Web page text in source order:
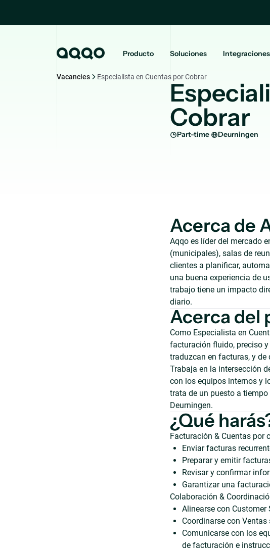
Producto Soluciones Integraciones
Vacancies Especialista en Cuentas por Cobrar
Cobrar
Part-time Deurningen
Acerca de
Aqqo es líder del mercado
(municipales), salas de
clientes a planificar,
una buena experiencia de
trabajo tiene un impacto
diario.
Acerca del
Como Especialista en
facturación fluido, preciso
traduzcan en facturas, y de
Trabaja en la intersección
con los equipos internos y
trata de un puesto a tiempo
Deurningen.
¿Qué
Facturación & Cuentas por
Enviar facturas
Preparar y emitir
Revisar y confirmar
Garantizar una
Colaboración &
Alinearse con
Coordinarse con
Comunicarse con los
de facturación e